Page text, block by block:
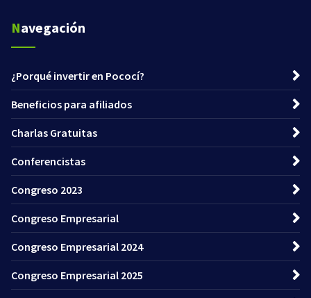
Navegación
¿Porqué invertir en Pococí?
Beneficios para afiliados
Charlas Gratuitas
Conferencistas
Congreso 2023
Congreso Empresarial
Congreso Empresarial 2024
Congreso Empresarial 2025